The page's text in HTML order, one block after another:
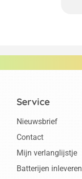
Service
Nieuwsbrief
Contact
Mijn verlanglijstje
Batterijen inleveren